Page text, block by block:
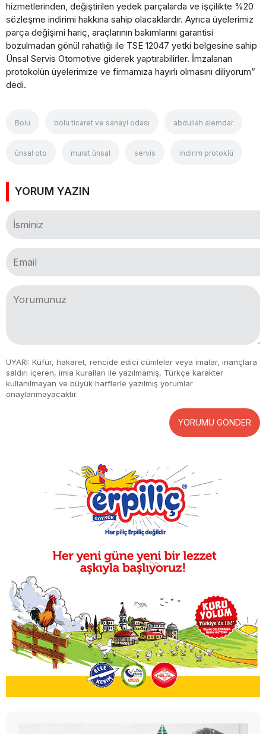
hizmetlerinden, değiştirilen yedek parçalarda ve işçilikte %20
sözleşme indirimi hakkına sahip olacaklardır. Ayrıca üyelerimiz
parça değişimi hariç, araçlarının bakımlarını garantisi
bozulmadan gönül rahatlığı ile TSE 12047 yetki belgesine sahip
Ünsal Servis Otomotive giderek yaptırabilirler. İmzalanan
protokolün üyelerimize ve firmamıza hayırlı olmasını diliyorum”
dedi.
Bolu bolu ticaret ve sanayi odası abdullah alemdar
ünsal oto murat ünsal servis indirim protoklü
YORUM YAZIN
UYARI: Küfür, hakaret, rencide edici cümleler veya imalar, inançlara
saldırı içeren, imla kuralları ile yazılmamış, Türkçe karakter
kullanılmayan ve büyük harflerle yazılmış yorumlar
onaylanmayacaktır.
YORUMU GÖNDER